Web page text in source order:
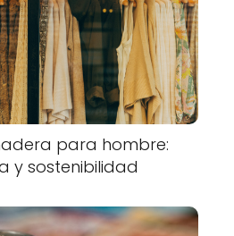
para hombre:
y sostenibilidad